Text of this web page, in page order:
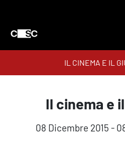
IL CINEMA E IL
Il cinema e
08 Dicembre 2015 -